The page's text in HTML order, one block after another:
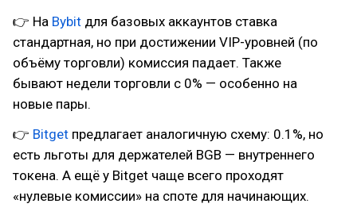
👉 На Bybit для базовых аккаунтов ставка
стандартная, но при достижении VIP-уровней (по
объёму торговли) комиссия падает. Также
бывают недели торговли с 0% — особенно на
новые пары.
👉 Bitget предлагает аналогичную схему: 0.1%, но
есть льготы для держателей BGB — внутреннего
токена. А ещё у Bitget чаще всего проходят
«нулевые комиссии» на споте для начинающих.